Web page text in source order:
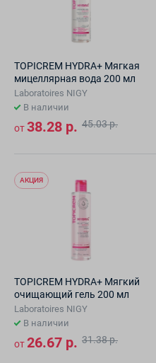
TOPICREM HYDRA+ Мягкая
мицеллярная вода 200 мл
Laboratoires NIGY
В наличии
от38.28 р. 45.03 р.
АКЦИЯ
TOPICREM HYDRA+ Мягкий
очищающий гель 200 мл
Laboratoires NIGY
В наличии
от26.67 р. 31.38 р.